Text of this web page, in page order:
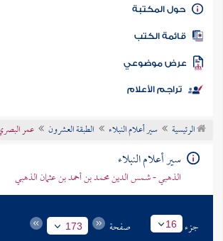
كتاب الأمة
المكتبة
الكتب
موضوعي
تراجم الأعلام
الرئيسية سير أعلام النبلاء الطبقة العشرون عمر
سير أعلام النبلاء
الذهبي - شمس الدين محمد بن أحمد بن عثمان الذهبي
جزء 16 صفحة 173